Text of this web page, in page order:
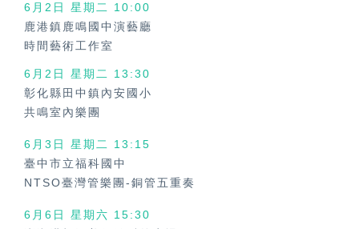
6月2日 星期二 10:00
鹿港鎮鹿鳴國中演藝廳
時間藝術工作室
6月2日 星期二 13:30
彰化縣田中鎮內安國小
共鳴室內樂團
6月3日 星期二 13:15
臺中市立福科國中
NTSO臺灣管樂團-銅管五重奏
6月6日 星期六 15:30